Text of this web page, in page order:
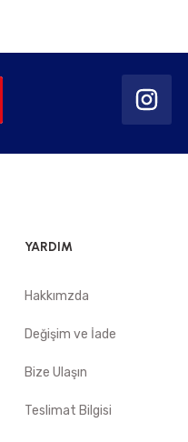
YARDIM
Hakkımzda
Değişim ve İade
Bize Ulaşın
Teslimat Bilgisi